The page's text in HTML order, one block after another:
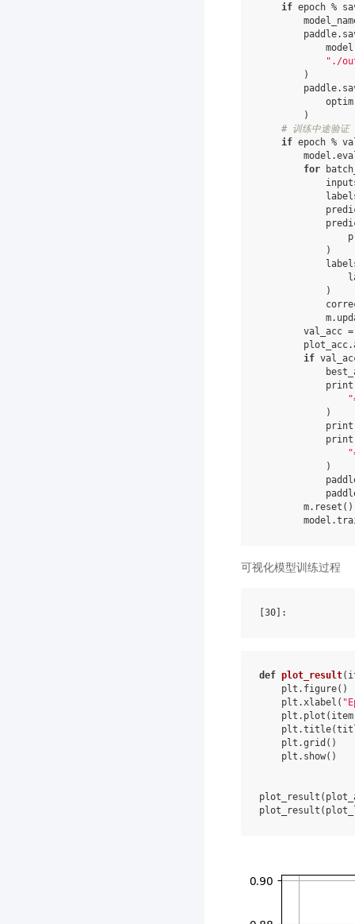
if epoch %
paddle.
model
"./
)
paddle.
optim
)
# 训练中途验证
if epoch %
model .
for
)
)
m.
val_acc =
plot_acc.
if
print
)
print
print
)
m. reset ()
model .
可视化模型训练过程
[30]
def plot_result(
plt . figure()
plt . xlabel (
plt . plot ( item
plt .title(
plt .grid ()
plt . show()
plot_result (
plot_result (